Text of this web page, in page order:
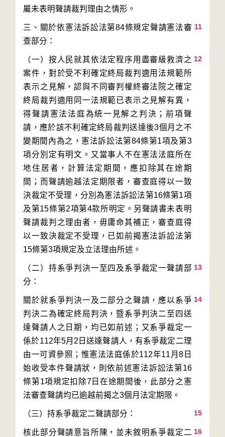
11
三、關於依憲法訴訟法第84條規定聲請憲法審
12
（一）按人民就其依法定程序用盡審級救濟之
案件，對於受不利確定終局裁判適用法規範所
表示之見解，認與不同審判權終審法院之確定
終局裁判適用同一法規範已表示之見解有異，
得聲請憲法法庭為統一見解之判決；前項聲
請，應於該不利確定終局裁判送達後3個月之不
變期間內為之，憲法訴訟法第84條第1項及第3
項分別定有明文。又當事人不在憲法法庭所在
地住居者，計算法定期間，應扣除其在途期
間；而聲請逾越法定期限者，審查庭得以一致
決裁定不受理，分別為憲法訴訟法第16條第1項
及第15條第2項第4款所明定。另聲請書未表明
聲請裁判之理由者，毋庸命其補正，審查庭得
以一致決裁定不受理，已如前揭憲法訴訟法第
13
（二）持系爭判決一至四及系爭裁定一聲請部
14
關於就系爭判決一及二部分之聲請，應以系爭
判決二為確定終局判決，暨系爭判決二至四送
達聲請人之日期，均已如前述；又系爭裁定一
係於112年5月2日送達聲請人，有系爭裁定二理
由一可資參照；惟憲法法庭係於112年11月8日
始收受本件聲請狀，則依前述憲法訴訟法第16
條第1項規定扣除7日在途期間後，此部分之憲
15
16
核此部分聲請意旨所陳，並未敘明系爭裁定二